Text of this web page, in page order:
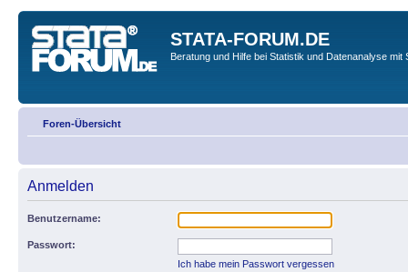
STATA-FORUM.DE
Beratung und Hilfe bei Statistik und Datenanalyse mit
Foren-Übersicht
Anmelden
Benutzername:
Passwort:
Ich habe mein Passwort vergessen